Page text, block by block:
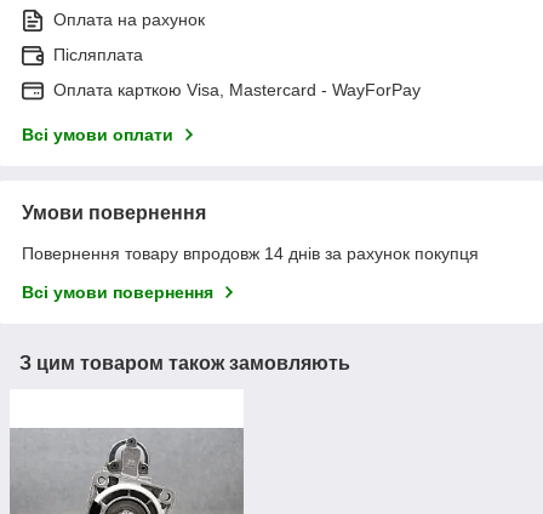
Оплата на рахунок
Післяплата
Оплата карткою Visa, Mastercard - WayForPay
Всі умови оплати
Умови повернення
Повернення товару впродовж 14 днів за рахунок покупця
Всі умови повернення
З цим товаром також замовляють